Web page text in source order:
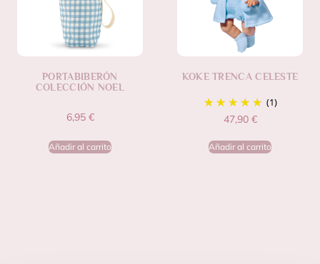
PORTABIBERÓN
COLECCIÓN NOEL
6,95 €
Añadir al carrito
KOKE TRENCA CELESTE
(1)
47,90 €
Añadir al carrito